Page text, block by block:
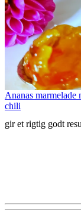
Ananas marmelade
chili
gir et rigtig godt